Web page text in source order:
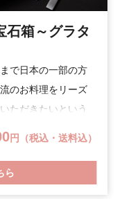
石箱～グラタ
で日本の一部の方
のお料理をリーズ
ただきたいという
の幸を宝石に見立
ンをご用意しまし
円（税込・送料込）
ら